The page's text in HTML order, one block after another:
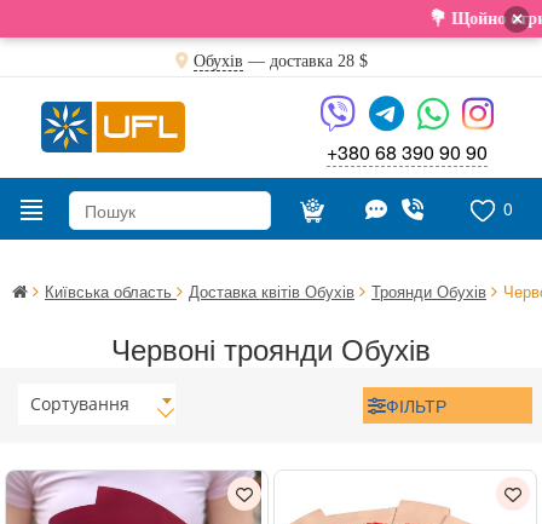
💐 Щойно отримали свіжу ×
Обухів — доставка 28 $
+380 68 390 90 90
0
Київська область Доставка квітів Обухів Троянди Обухів
Червоні троянди Обухів
Сортування ФІЛЬТР